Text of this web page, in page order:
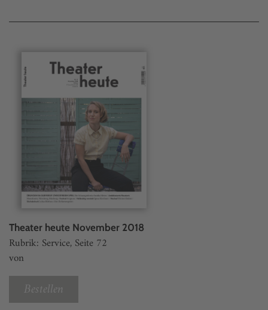
Theater heute November 2018
Rubrik: Service, Seite 72
von
Bestellen